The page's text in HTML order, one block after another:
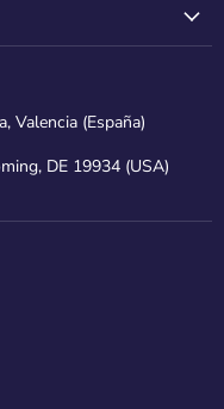
Valencia (España)
DE 19934 (USA)